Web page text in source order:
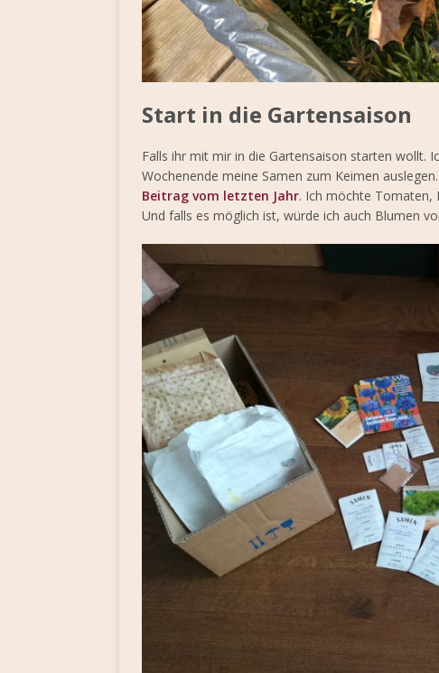
Start in die Gartensaison
Falls ihr mit mir in die Gartensaison starten wollt.
Wochenende meine Samen zum Keimen
Beitrag vom letzten Jahr. Ich möchte Tomaten,
Und falls es möglich ist, würde ich auch Blumen